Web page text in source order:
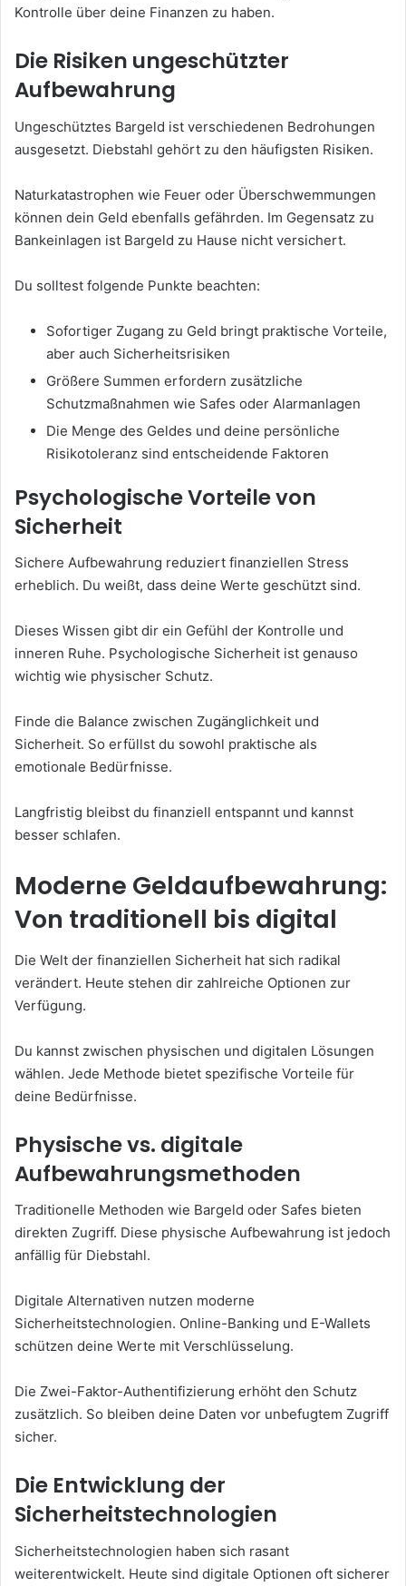
Kontrolle über deine Finanzen zu haben.
Die Risiken ungeschützter
Aufbewahrung
Ungeschütztes Bargeld ist verschiedenen Bedrohungen
ausgesetzt. Diebstahl gehört zu den häufigsten Risiken.
Naturkatastrophen wie Feuer oder Überschwemmungen
können dein Geld ebenfalls gefährden. Im Gegensatz zu
Bankeinlagen ist Bargeld zu Hause nicht versichert.
Du solltest folgende Punkte beachten:
Sofortiger Zugang zu Geld bringt praktische Vorteile,
aber auch Sicherheitsrisiken
Größere Summen erfordern zusätzliche
Schutzmaßnahmen wie Safes oder Alarmanlagen
Die Menge des Geldes und deine persönliche
Risikotoleranz sind entscheidende Faktoren
Psychologische Vorteile von
Sicherheit
Sichere Aufbewahrung reduziert finanziellen Stress
erheblich. Du weißt, dass deine Werte geschützt sind.
Dieses Wissen gibt dir ein Gefühl der Kontrolle und
inneren Ruhe. Psychologische Sicherheit ist genauso
wichtig wie physischer Schutz.
Finde die Balance zwischen Zugänglichkeit und
Sicherheit. So erfüllst du sowohl praktische als
emotionale Bedürfnisse.
Langfristig bleibst du finanziell entspannt und kannst
besser schlafen.
Moderne Geldaufbewahrung:
Von traditionell bis digital
Die Welt der finanziellen Sicherheit hat sich radikal
verändert. Heute stehen dir zahlreiche Optionen zur
Verfügung.
Du kannst zwischen physischen und digitalen Lösungen
wählen. Jede Methode bietet spezifische Vorteile für
deine Bedürfnisse.
Physische vs. digitale
Aufbewahrungsmethoden
Traditionelle Methoden wie Bargeld oder Safes bieten
direkten Zugriff. Diese physische Aufbewahrung ist jedoch
anfällig für Diebstahl.
Digitale Alternativen nutzen moderne
Sicherheitstechnologien. Online-Banking und E-Wallets
schützen deine Werte mit Verschlüsselung.
Die Zwei-Faktor-Authentifizierung erhöht den Schutz
zusätzlich. So bleiben deine Daten vor unbefugtem Zugriff
sicher.
Die Entwicklung der
Sicherheitstechnologien
Sicherheitstechnologien haben sich rasant
weiterentwickelt. Heute sind digitale Optionen oft sicherer